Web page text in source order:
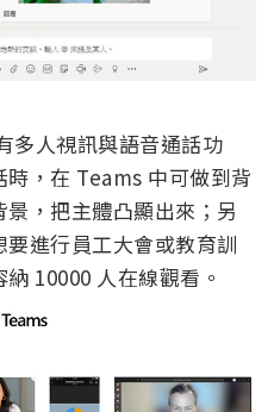
人視訊與語音通話功
，在 Teams 中可做到背
，把主體凸顯出來；另
進行員工大會或教育訓
10000 人在線觀看。